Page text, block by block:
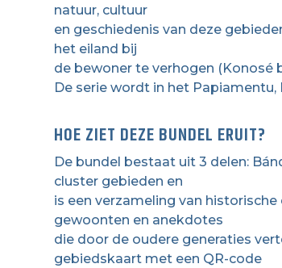
natuur, cultuur
en geschiedenis van deze
het eiland bij
de bewoner te verhogen (Konosé
De serie wordt in het
HOE ZIET DEZE BUNDEL ERUIT?
De bundel bestaat uit 3 delen:
cluster gebieden en
is een verzameling van
gewoonten en anekdotes
die door de oudere generaties
gebiedskaart met een QR-code